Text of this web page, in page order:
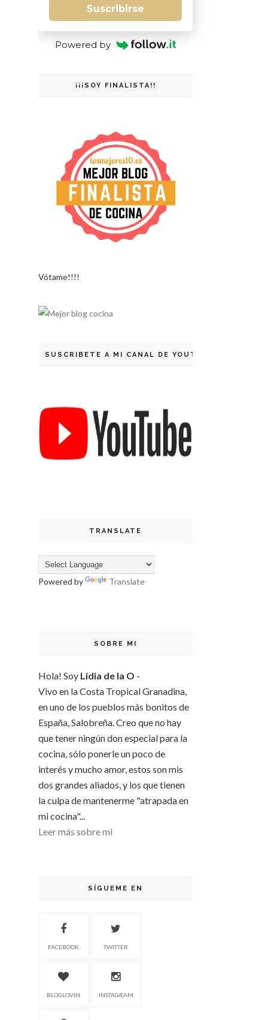
Suscribirse
Powered by
¡¡¡SOY FINALISTA!!
Vótame!!!!
SUSCRIBETE A MI CANAL DE YOUTUBE
TRANSLATE
Powered by Translate
SOBRE MI
Hola! Soy Lidia de la O -
Vivo en la Costa Tropical Granadina,
en uno de los pueblos más bonitos de
España, Salobreña. Creo que no hay
que tener ningún don especial para la
cocina, sólo ponerle un poco de
interés y mucho amor, estos son mis
dos grandes aliados, y los que tienen
la culpa de mantenerme "atrapada en
mi cocina"...
Leer más sobre mi
SÍGUEME EN
FACEBOOK TWITTER
BLOGLOVIN INSTAGRAM